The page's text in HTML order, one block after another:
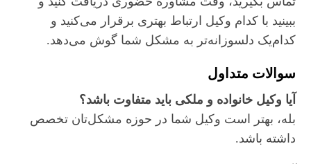
ببینید با کدام وکیل ارتباط بهتری برقرار می‌کنید و
کدام‌یک دلسوزانه‌تر به مشکل شما گوش می‌دهد.
سوالات متداول
آیا وکیل خانواده و ملکی باید متفاوت باشد؟
بله، بهتر است وکیل شما در حوزه مشکل‌تان تخصص
داشته باشد.